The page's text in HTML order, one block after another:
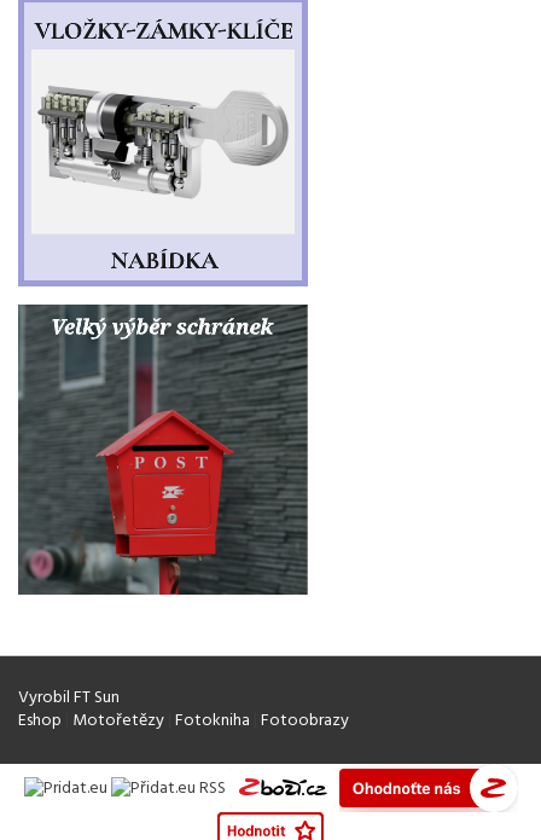
Vyrobil FT Sun
Eshop Motořetězy Fotokniha Fotoobrazy